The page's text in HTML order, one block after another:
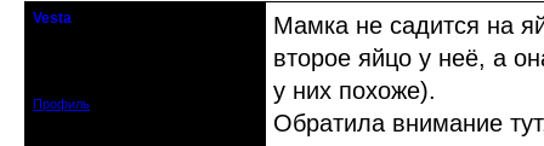
Vesta
Профиль
Мамка не садится на
второе яйцо у неё, а
у них похоже).
Обратила внимание